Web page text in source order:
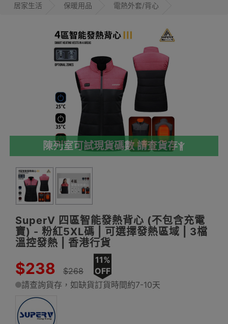
居家生活 保暖用品 電熱外套/背心
陳列室可試現貨碼數 請查貨存
SuperV 四區智能發熱背心 (不包含充電
寶) - 粉紅5XL碼 | 可選擇發熱區域 | 3檔
溫控發熱 | 香港行貨
$238 $268
11%
OFF
請查詢貨存，如缺貨訂貨時間約7-10天